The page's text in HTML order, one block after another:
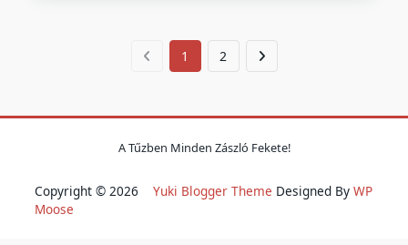
1 2
A Tűzben Minden Zászló Fekete!
Copyright © 2026 Yuki Blogger Theme Designed By WP
Moose